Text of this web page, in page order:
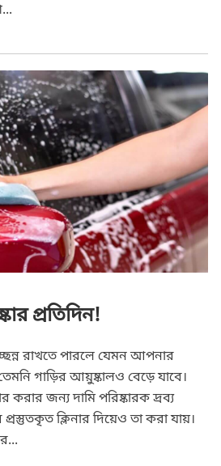
প্রতিদিন!
রাখতে পারলে যেমন আপনার
গাড়ির আয়ুষ্কালও বেড়ে যাবে।
করার জন্য দামি পরিষ্কারক দ্রব্য
ক্লিনার দিয়েও তা করা যায়।